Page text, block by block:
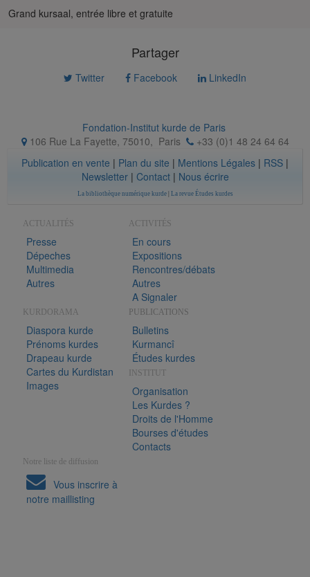
Grand kursaal, entrée libre et gratuite
Partager
Twitter Facebook LinkedIn
Fondation-Institut kurde de Paris
106 Rue La Fayette, 75010
Paris
+33 (0)1 48 24 64 64
Publication en vente | Plan du site | Mentions Légales | RSS |
Newsletter| Contact| Nous écrire
La bibliothèque numérique kurde| La revue Études kurdes
ACTUALITÉS
Presse
Dépeches
Multimedia
Autres
ACTIVITÉS
En cours
Expositions
Rencontres/débats
Autres
A Signaler
KURDORAMA
Diaspora kurde
Prénoms kurdes
Drapeau kurde
Cartes du Kurdistan
Images
PUBLICATIONS
Bulletins
Kurmancî
Études kurdes
INSTITUT
Organisation
Les Kurdes ?
Droits de l'Homme
Bourses d'études
Contacts
Notre liste de diffusion
Vous inscrire à
notre maillisting